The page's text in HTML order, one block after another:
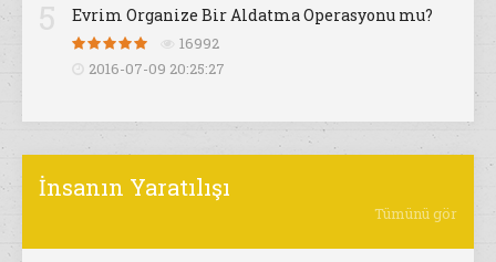
Evrim Organize Bir Aldatma Operasyonu mu?
16992
2016-07-09 20:25:27
İnsanın Yaratılışı
Tümünü gör